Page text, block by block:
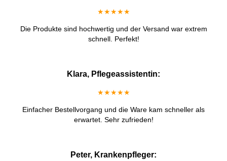
★★★★★
Die Produkte sind hochwertig und der Versand war extrem
schnell. Perfekt!
Klara, Pflegeassistentin:
★★★★★
Einfacher Bestellvorgang und die Ware kam schneller als
erwartet. Sehr zufrieden!
Peter, Krankenpfleger: